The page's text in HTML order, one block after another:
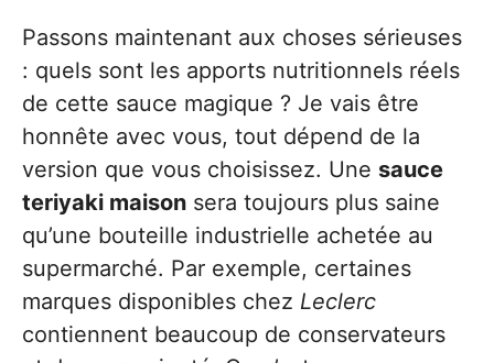
Passons maintenant aux choses sérieuses
: quels sont les apports nutritionnels réels
de cette sauce magique ? Je vais être
honnête avec vous, tout dépend de la
version que vous choisissez. Une sauce
teriyaki maison sera toujours plus saine
qu’une bouteille industrielle achetée au
supermarché. Par exemple, certaines
marques disponibles chez Leclerc
contiennent beaucoup de conservateurs